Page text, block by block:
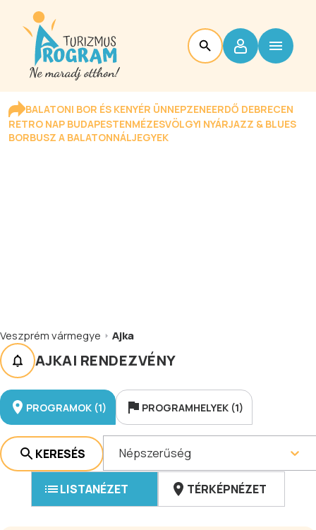
BALATONI BOR ÉS KENYÉR ÜNNEPZENEERDŐ DEBRECEN
RETRO NAP BUDAPESTENMÉZESVÖLGYI NYÁRJAZZ & BLUES
BORBUSZ A BALATONNÁLJEGYEK
Veszprém vármegye Ajka
AJKAI RENDEZVÉNY
PROGRAMOK (1) PROGRAMHELYEK (1)
KERESÉS Népszerűség
LISTANÉZET TÉRKÉPNÉZET